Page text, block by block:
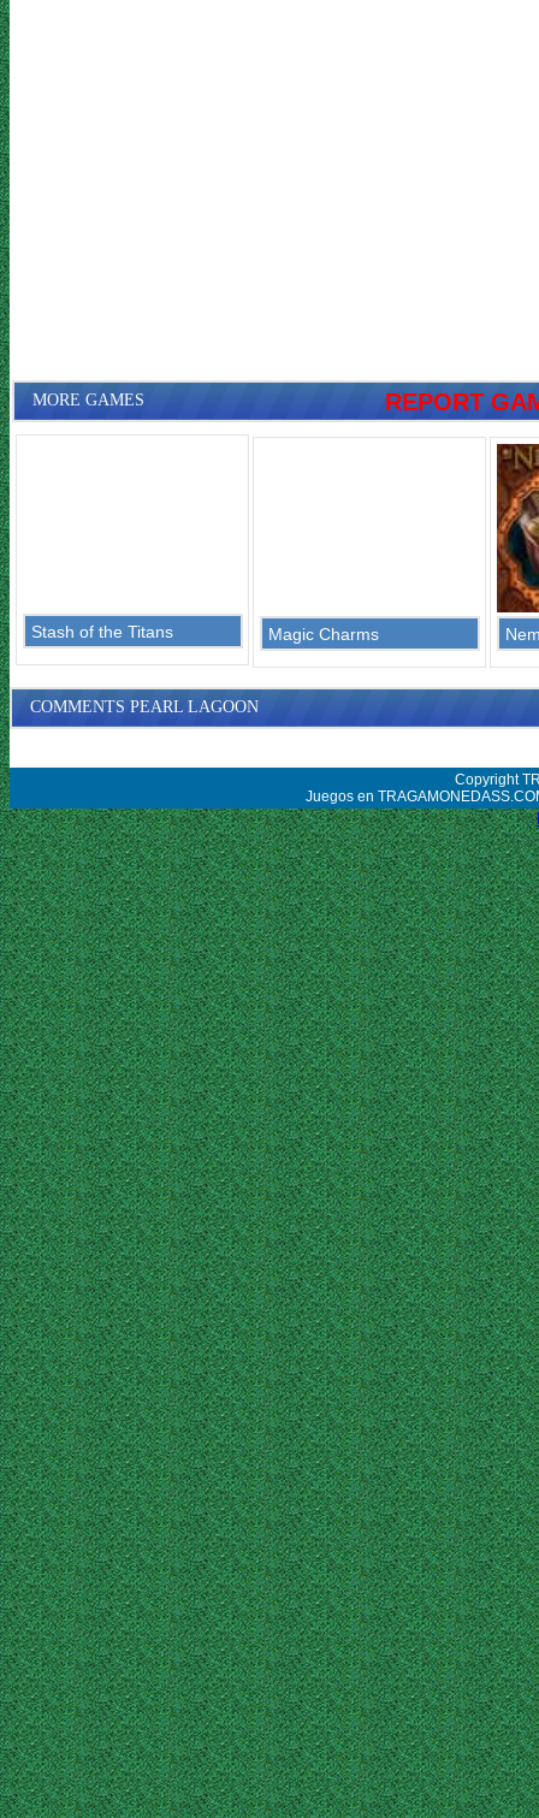
REPORT
MORE GAMES
Stash of the Titans Magic Charms
COMMENTS PEARL LAGOON
Copyright
Juegos en